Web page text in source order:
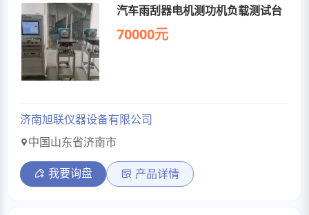
汽车雨刮器电机测功机负载测试台
70000元
济南旭联仪器设备有限公司
中国山东省济南市
我要询盘 产品详情